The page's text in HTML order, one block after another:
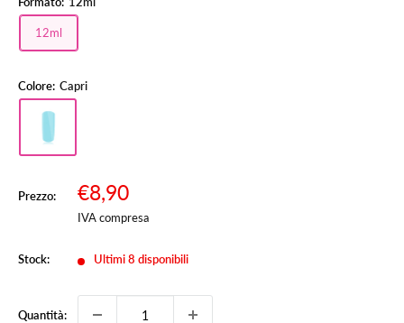
12ml
Colore: Capri
Prezzo:
Prezzo
scontato
€8,90
IVA compresa
Stock: Ultimi 8 disponibili
Quantità: